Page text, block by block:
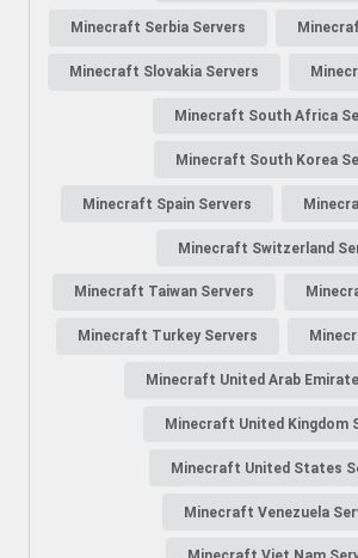
Minecraft Serbia Servers
Minecraft Slovakia Servers
Minecraft South Africa
Minecraft South Korea
Minecraft Spain Servers
Minecraft Switzerland
Minecraft Taiwan Servers
Minecraft Turkey Servers
Minecraft United Arab
Minecraft United Kingdom
Minecraft United States
Minecraft Venezuela